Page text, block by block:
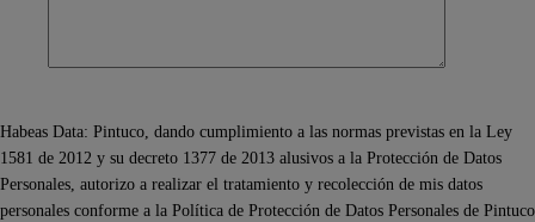
Habeas Data: Pintuco, dando cumplimiento a las normas previstas en la Ley
1581 de 2012 y su decreto 1377 de 2013 alusivos a la Protección de Datos
Personales, autorizo a realizar el tratamiento y recolección de mis datos
personales conforme a la Política de Protección de Datos Personales de Pintuco